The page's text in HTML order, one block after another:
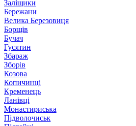
Заліщики
Бережани
Велика Березовиця
Борщів
Бучач
Гусятин
Збараж
Зборів
Козова
Копичинці
Кременець
Ланівці
Монастириська
Підволочиськ